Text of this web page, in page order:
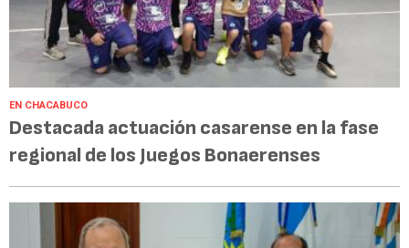
EN CHACABUCO
Destacada actuación casarense en la fase
regional de los Juegos Bonaerenses